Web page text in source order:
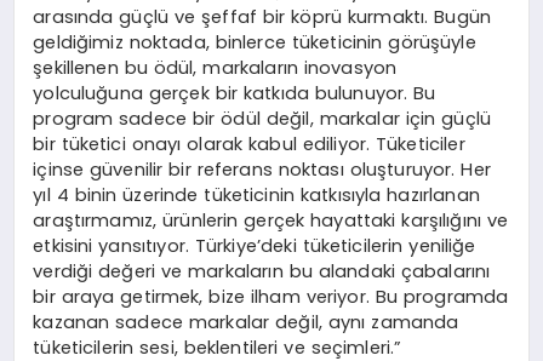
arasında güçlü ve şeffaf bir köprü kurmaktı. Bugün
geldiğimiz noktada, binlerce tüketicinin görüşüyle
şekillenen bu ödül, markaların inovasyon
yolculuğuna gerçek bir katkıda bulunuyor. Bu
program sadece bir ödül değil, markalar için güçlü
bir tüketici onayı olarak kabul ediliyor. Tüketiciler
içinse güvenilir bir referans noktası oluşturuyor. Her
yıl 4 binin üzerinde tüketicinin katkısıyla hazırlanan
araştırmamız, ürünlerin gerçek hayattaki karşılığını ve
etkisini yansıtıyor. Türkiye’deki tüketicilerin yeniliğe
verdiği değeri ve markaların bu alandaki çabalarını
bir araya getirmek, bize ilham veriyor. Bu programda
kazanan sadece markalar değil, aynı zamanda
tüketicilerin sesi, beklentileri ve seçimleri.”